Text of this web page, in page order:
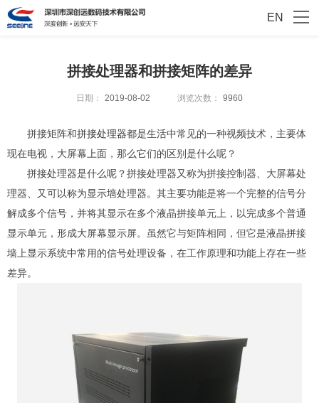
EN
拼接处理器和拼接矩阵的差异
日期： 2019-08-02 浏览次数： 9960
拼接矩阵和拼接处理器都是生活中常见的一种视频技术，主要体
现在电视，大屏幕上面，那么它们的区别是什么呢？
拼接处理器是什么呢？拼接处理器又称为拼接控制器、大屏幕处
理器、又可以称为显示墙处理器。其主要功能是将一个完整的信号分
解成多个信号，并将其显示在多个液晶拼接单元上，以完成多个普通
显示单元，形成大屏幕显示屏。虽然它与矩阵相同，但它是液晶拼接
墙上显示系统中常用的信号处理设备，在工作原理和功能上存在一些
差异。